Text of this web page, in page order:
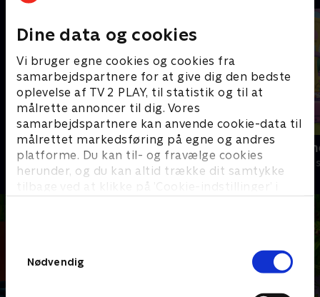
Dine data og cookies
Vi bruger egne cookies og cookies fra
samarbejdspartnere for at give dig den bedste
oplevelse af TV 2 PLAY, til statistik og til at
målrette annoncer til dig. Vores
samarbejdspartnere kan anvende cookie-data til
målrettet markedsføring på egne og andres
platforme. Du kan til- og fravælge cookies
herunder, og du kan altid trække dit samtykke
tilbage ved at klikke på ’Cookie-indstillinger’ i
Nødvendig
F for får
Børneserier • 5 sæsoner
Little
Børneserier • 2